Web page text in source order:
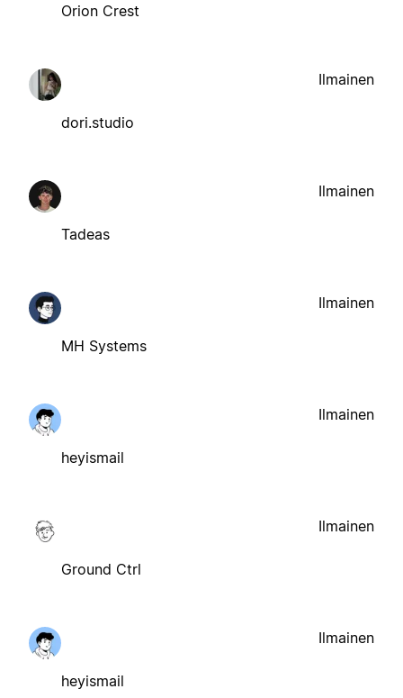
Orion Crest
dori.studio
Ilmainen
Tadeas
Ilmainen
MH Systems
Ilmainen
heyismail
Ilmainen
Ground Ctrl
Ilmainen
heyismail
Ilmainen